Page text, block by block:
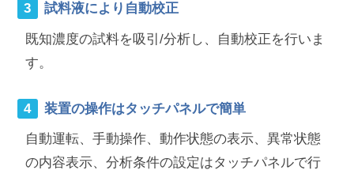
試料液により自動校正
既知濃度の試料を吸引/分析し、自動校正を行いま
す。
装置の操作はタッチパネルで簡単
自動運転、手動操作、動作状態の表示、異常状態
の内容表示、分析条件の設定はタッチパネルで行